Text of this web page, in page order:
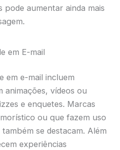
pode aumentar ainda mais
em E-mail
em e-mail incluem
animações, vídeos ou
e enquetes. Marcas
ou que fazem uso
se destacam. Além
experiências